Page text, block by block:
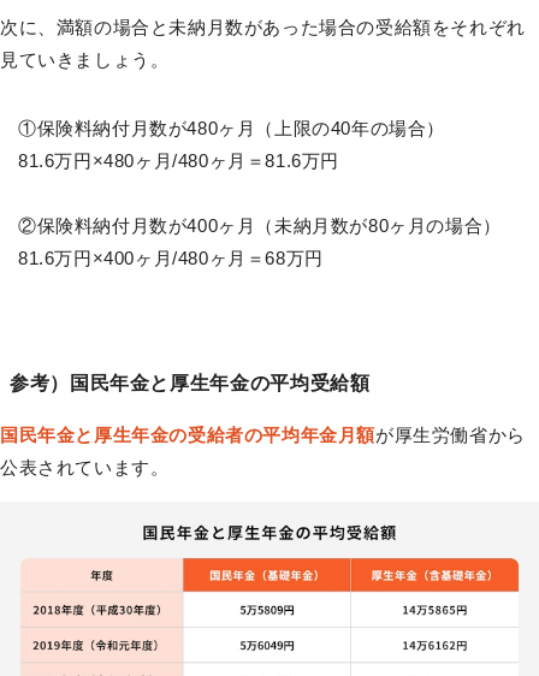
次に、満額の場合と未納月数があった場合の受給額をそれぞれ
見ていきましょう。
①保険料納付月数が480ヶ月（上限の40年の場合）
81.6万円×480ヶ月/480ヶ月＝81.6万円
②保険料納付月数が400ヶ月（未納月数が80ヶ月の場合）
81.6万円×400ヶ月/480ヶ月＝68万円
参考）国民年金と厚生年金の平均受給額
国民年金と厚生年金の受給者の平均年金月額が厚生労働省から
公表されています。